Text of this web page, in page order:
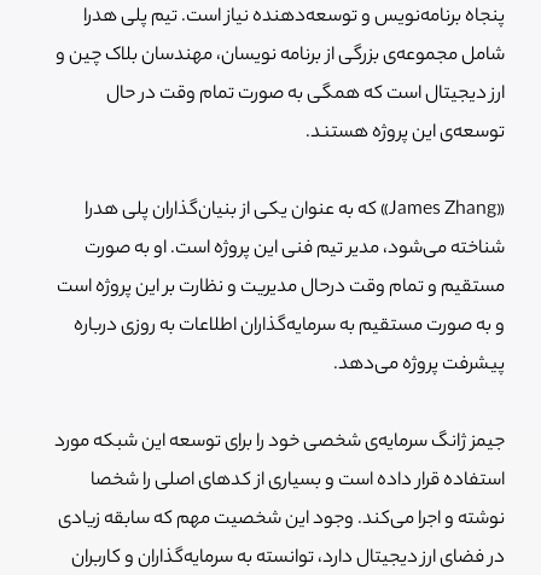
پنجاه برنامه‌نویس و توسعه‌دهنده نیاز است. تیم پلی هدرا
شامل مجموعه‌ی بزرگی از برنامه نویسان، مهندسان بلاک چین و
ارز دیجیتال است که همگی به صورت تمام وقت در حال
توسعه‌ی این پروژه هستند.
«James Zhang» که به عنوان یکی از بنیان‌گذاران پلی هدرا
شناخته می‌شود، مدیر تیم فنی این پروژه است. او به صورت
مستقیم و تمام وقت درحال مدیریت و نظارت بر این پروژه است
و به صورت مستقیم به سرمایه‌گذاران اطلاعات به روزی درباره
پیشرفت پروژه می‌دهد.
جیمز ژانگ سرمایه‌ی شخصی خود را برای توسعه این شبکه مورد
استفاده قرار داده است و بسیاری از کدهای اصلی را شخصا
نوشته و اجرا می‌کند. وجود این شخصیت مهم که سابقه زیادی
در فضای ارز دیجیتال دارد، توانسته به سرمایه‌گذاران و کاربران